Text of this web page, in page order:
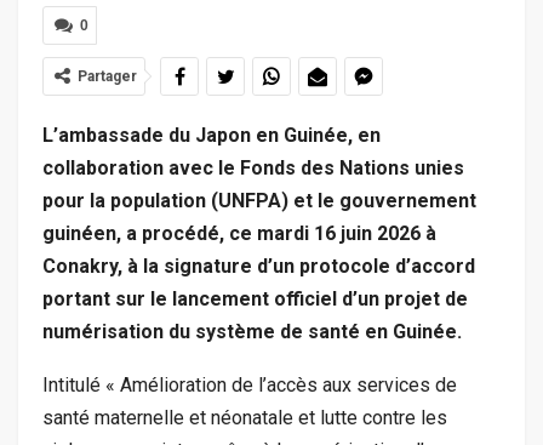
0
Partager
L’ambassade du Japon en Guinée, en
collaboration avec le Fonds des Nations unies
pour la population (UNFPA) et le gouvernement
guinéen, a procédé, ce mardi 16 juin 2026 à
Conakry, à la signature d’un protocole d’accord
portant sur le lancement officiel d’un projet de
numérisation du système de santé en Guinée.
Intitulé « Amélioration de l’accès aux services de
santé maternelle et néonatale et lutte contre les